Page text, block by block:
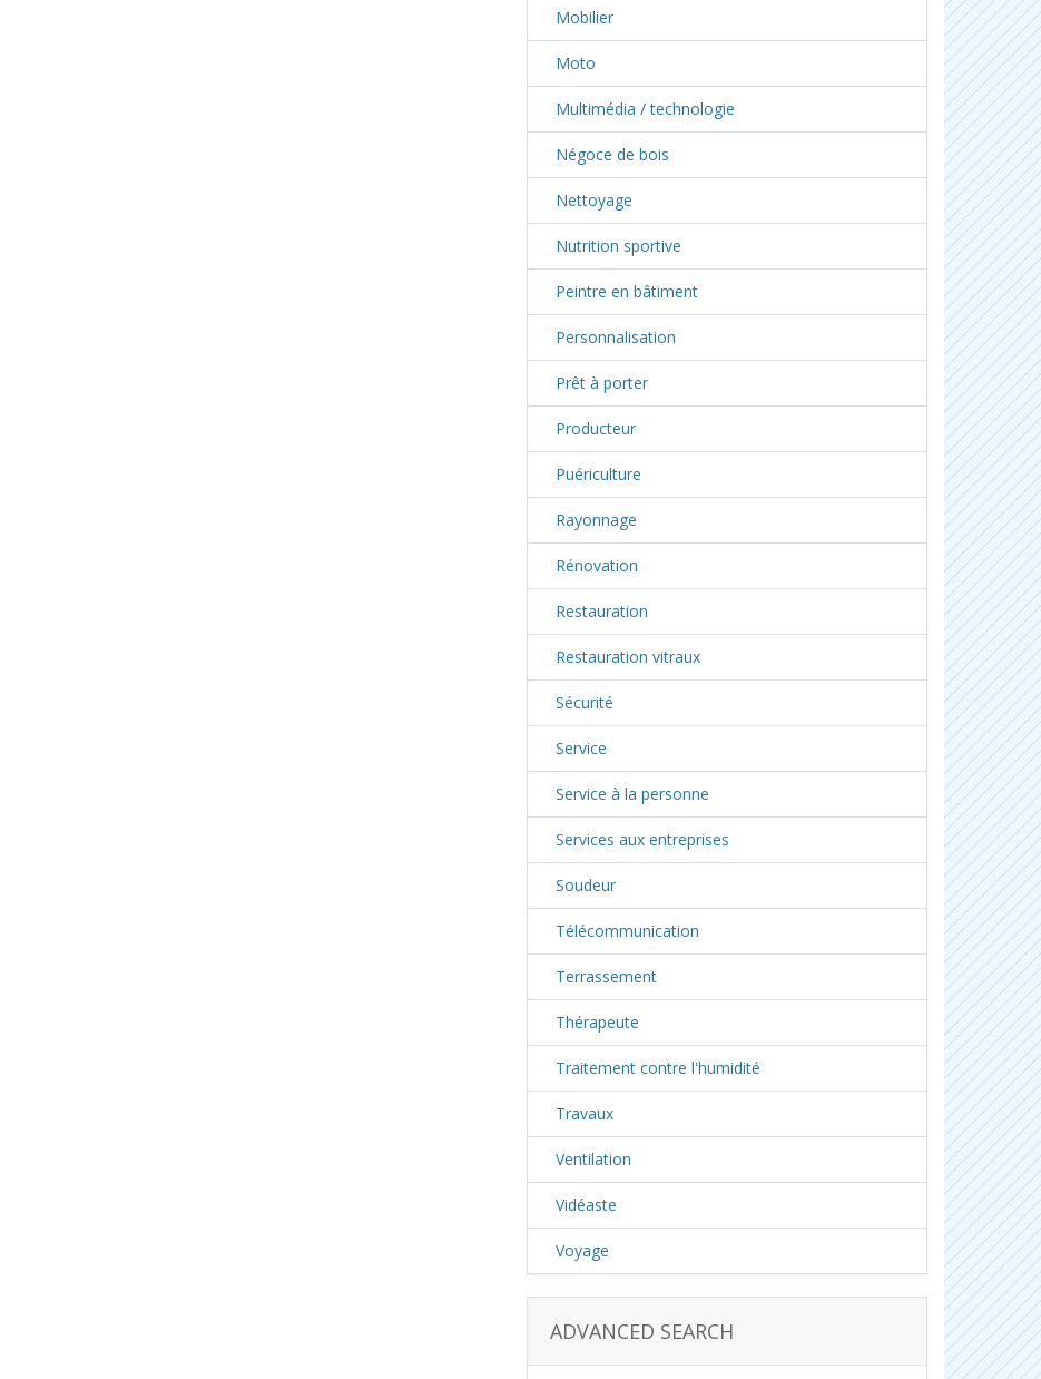
Mobilier
Moto
Multimédia / technologie
Négoce de bois
Nettoyage
Nutrition sportive
Peintre en bâtiment
Personnalisation
Prêt à porter
Producteur
Puériculture
Rayonnage
Rénovation
Restauration
Restauration vitraux
Sécurité
Service
Service à la personne
Services aux entreprises
Soudeur
Télécommunication
Terrassement
Thérapeute
Traitement contre l'humidité
Travaux
Ventilation
Vidéaste
Voyage
ADVANCED SEARCH